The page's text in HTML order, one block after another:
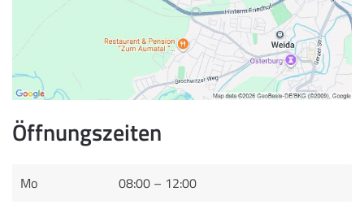
Öffnungszeiten
Mo
08:00 – 12:00